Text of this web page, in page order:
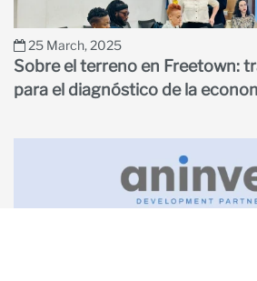
25 March, 2025
Sobre el terreno en Freetown:
para el diagnóstico de la